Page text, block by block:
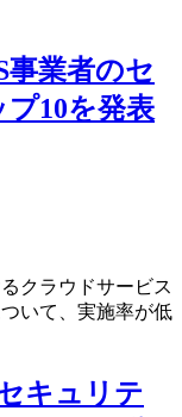
事業者のセ
10を発表
クラウドサービス
ついて、実施率が低
キュリテ